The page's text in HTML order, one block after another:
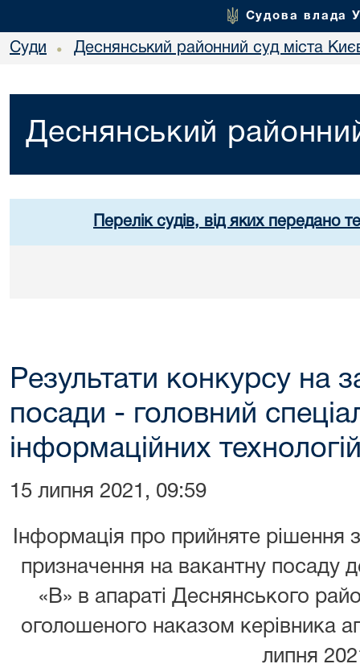
Судова влада
Суди • Деснянський районний суд міста
Деснянський
Перелік судів, від яких передано
Результати конкурсу на
посади - головний
інформаційних
15 липня 2021, 09:59
Інформація про прийняте рішення
призначення на вакантну посаду
«В» в апараті Деснянського
оголошеного наказом керівника
липня